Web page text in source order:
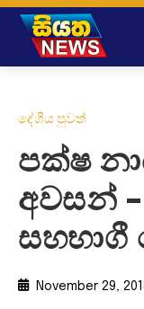
දේශීය පුවත්
පක්ෂ
අවසන්
November 29,